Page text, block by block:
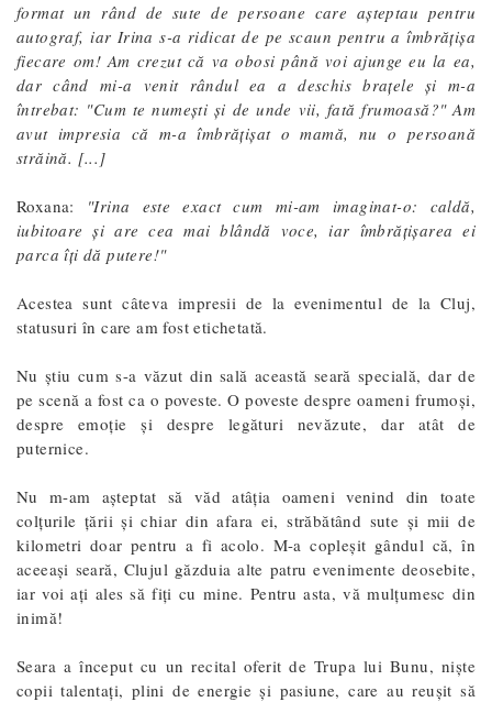
format un rând de sute de persoane care așteptau pentru
autograf, iar Irina s-a ridicat de pe scaun pentru a îmbrățișa
fiecare om! Am crezut că va obosi până voi ajunge eu la ea,
dar când mi-a venit rândul ea a deschis brațele și m-a
întrebat: "Cum te numești și de unde vii, fată frumoasă?" Am
avut impresia că m-a îmbrățișat o mamă, nu o persoană
străină. [...]
Roxana:
"Irina este exact cum mi-am imaginat-o: caldă,
iubitoare și are cea mai blândă voce, iar îmbrățișarea ei
parca îți dă putere!"
Acestea sunt câteva impresii de la evenimentul de la Cluj,
statusuri în care am fost etichetată.
Nu știu cum s-a văzut din sală această seară specială, dar de
pe scenă a fost ca o poveste. O poveste despre oameni frumoși,
despre emoție și despre legături nevăzute, dar atât de
puternice.
Nu m-am așteptat să văd atâția oameni venind din toate
colțurile țării și chiar din afara ei, străbătând sute și mii de
kilometri doar pentru a fi acolo. M-a copleșit gândul că, în
aceeași seară, Clujul găzduia alte patru evenimente deosebite,
iar voi ați ales să fiți cu mine. Pentru asta, vă mulțumesc din
inimă!
Seara a început cu un recital oferit de Trupa lui Bunu, niște
copii talentați, plini de energie și pasiune, care au reușit să